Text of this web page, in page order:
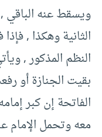
ويسقط عنه الباقي
الثانية وهكذا ,
النظم المذكور ,
بقيت الجنازة أو
الفاتحة إن كبر
معه وتحمل الإمام